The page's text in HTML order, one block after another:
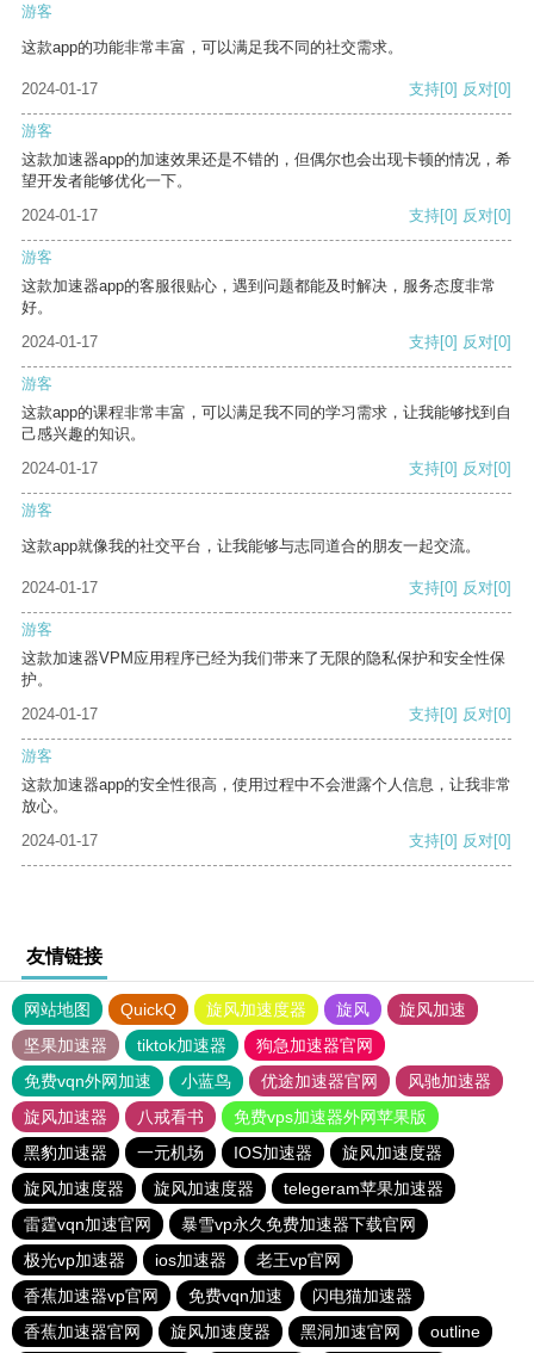
游客
这款app的功能非常丰富，可以满足我不同的社交需求。
2024-01-17 支持[0] 反对[0]
游客
这款加速器app的加速效果还是不错的，但偶尔也会出现卡顿的情况，希
望开发者能够优化一下。
2024-01-17
支持[0] 反对[0]
游客
这款加速器app的客服很贴心，遇到问题都能及时解决，服务态度非常
好。
2024-01-17
支持[0] 反对[0]
游客
这款app的课程非常丰富，可以满足我不同的学习需求，让我能够找到自
己感兴趣的知识。
2024-01-17
支持[0] 反对[0]
游客
这款app就像我的社交平台，让我能够与志同道合的朋友一起交流。
2024-01-17 支持[0] 反对[0]
游客
这款加速器VPM应用程序已经为我们带来了无限的隐私保护和安全性保
护。
2024-01-17
支持[0] 反对[0]
游客
这款加速器app的安全性很高，使用过程中不会泄露个人信息，让我非常
放心。
2024-01-17
支持[0] 反对[0]
友情链接
网站地图 QuickQ 旋风加速度器 旋风
旋风加速
坚果加速器
tiktok加速器
狗急加速器官网
免费vqn外网加速
小蓝鸟 优途加速器官网
风驰加速器
旋风加速器
八戒看书
免费vps加速器外网苹果版
黑豹加速器
一元机场 IOS加速器
旋风加速度器
旋风加速度器
旋风加速度器
telegeram苹果加速器
雷霆vqn加速官网
暴雪vp永久免费加速器下载官网
极光vp加速器
ios加速器
老王vp官网
香蕉加速器vp官网
免费vqn加速
闪电猫加速器
香蕉加速器官网
旋风加速度器 黑洞加速官网 outline